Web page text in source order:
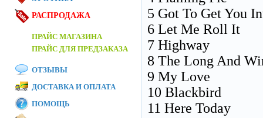
5 Got To Get You
6 Let Me Roll It
7 Highway
8 The Long And
9 My Love
10 Blackbird
11 Here Today
РАСПРОДАЖА
ПРАЙС МАГАЗИНА
ПРАЙС ДЛЯ ПРЕДЗАКАЗА
ОТЗЫВЫ
ДОСТАВКА И ОПЛАТА
ПОМОЩЬ